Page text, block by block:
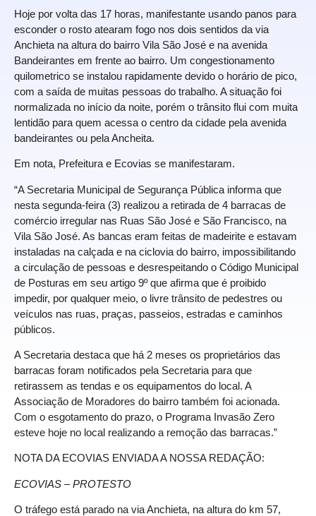
Hoje por volta das 17 horas, manifestante usando panos para
esconder o rosto atearam fogo nos dois sentidos da via
Anchieta na altura do bairro Vila São José e na avenida
Bandeirantes em frente ao bairro. Um congestionamento
quilometrico se instalou rapidamente devido o horário de pico,
com a saída de muitas pessoas do trabalho. A situação foi
normalizada no início da noite, porém o trânsito flui com muita
lentidão para quem acessa o centro da cidade pela avenida
bandeirantes ou pela Ancheita.
Em nota, Prefeitura e Ecovias se manifestaram.
“A Secretaria Municipal de Segurança Pública informa que
nesta segunda-feira (3) realizou a retirada de 4 barracas de
comércio irregular nas Ruas São José e São Francisco, na
Vila São José. As bancas eram feitas de madeirite e estavam
instaladas na calçada e na ciclovia do bairro, impossibilitando
a circulação de pessoas e desrespeitando o Código Municipal
de Posturas em seu artigo 9º que afirma que é proibido
impedir, por qualquer meio, o livre trânsito de pedestres ou
veículos nas ruas, praças, passeios, estradas e caminhos
públicos.
A Secretaria destaca que há 2 meses os proprietários das
barracas foram notificados pela Secretaria para que
retirassem as tendas e os equipamentos do local. A
Associação de Moradores do bairro também foi acionada.
Com o esgotamento do prazo, o Programa Invasão Zero
esteve hoje no local realizando a remoção das barracas.”
NOTA DA ECOVIAS ENVIADA A NOSSA REDAÇÃO:
ECOVIAS – PROTESTO
O tráfego está parado na via Anchieta, na altura do km 57,